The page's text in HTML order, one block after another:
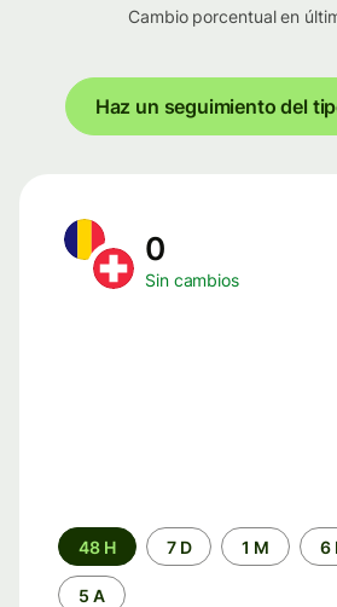
Cambio porcentual en
Haz un seguimiento del
0
Sin cambios
Periodo
de
tiempo
48 H 7 D 1 M 6
5 A